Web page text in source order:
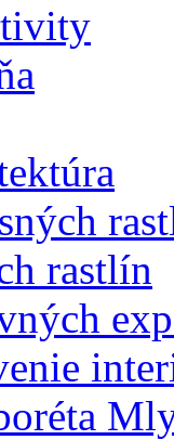
rastlín